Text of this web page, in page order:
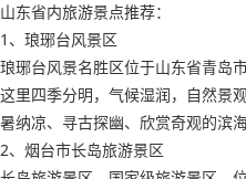
山东省内旅游景点推荐：
1、琅琊台风景区
琅琊台风景名胜区位于山东省青岛
这里四季分明，气候湿润，自然景
暑纳凉、寻古探幽、欣赏奇观的滨海
2、烟台市长岛旅游景区